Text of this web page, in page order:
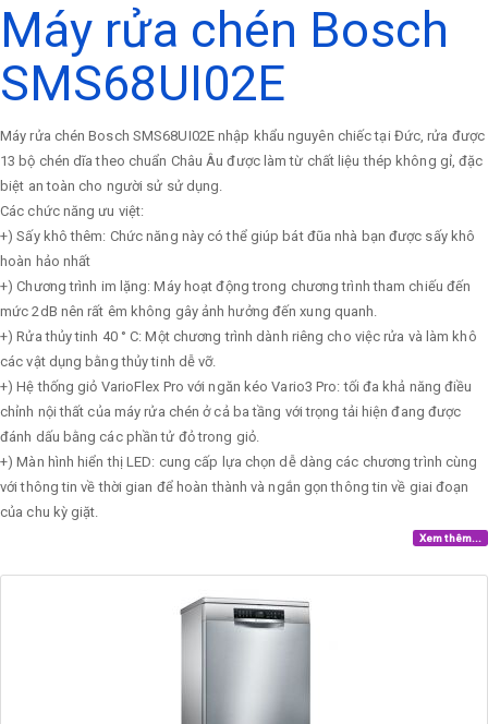
Máy rửa chén Bosch
SMS68UI02E
Máy rửa chén Bosch SMS68UI02E nhập khẩu nguyên chiếc tại Đức, rửa được
13 bộ chén dĩa theo chuẩn Châu Âu được làm từ chất liệu thép không gỉ, đặc
biệt an toàn cho người sử sử dụng.
Các chức năng ưu việt:
+) Sấy khô thêm: Chức năng này có thể giúp bát đũa nhà bạn được sấy khô
hoàn hảo nhất
+) Chương trình im lặng: Máy hoạt động trong chương trình tham chiếu đến
mức 2dB nên rất êm không gây ảnh hưởng đến xung quanh.
+) Rửa thủy tinh 40 ° C: Một chương trình dành riêng cho việc rửa và làm khô
các vật dụng bằng thủy tinh dễ vỡ.
+) Hệ thống giỏ VarioFlex Pro với ngăn kéo Vario3 Pro: tối đa khả năng điều
chỉnh nội thất của máy rửa chén ở cả ba tầng với trọng tải hiện đang được
đánh dấu bằng các phần tử đỏ trong giỏ.
+) Màn hình hiển thị LED: cung cấp lựa chọn dễ dàng các chương trình cùng
với thông tin về thời gian để hoàn thành và ngắn gọn thông tin về giai đoạn
của chu kỳ giặt.
Xem thêm...